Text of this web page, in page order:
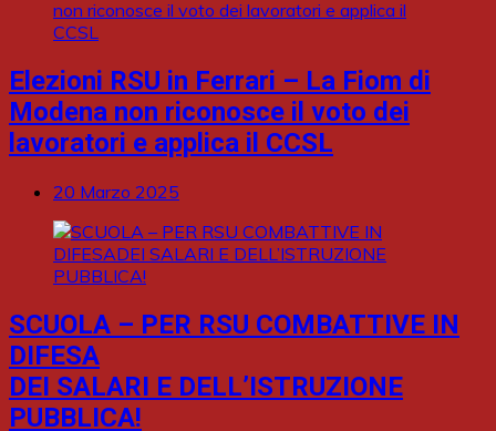
Elezioni RSU in Ferrari – La Fiom di
Modena non riconosce il voto dei
lavoratori e applica il CCSL
20 Marzo 2025
SCUOLA – PER RSU COMBATTIVE IN
DIFESA
DEI SALARI E DELL’ISTRUZIONE
PUBBLICA!